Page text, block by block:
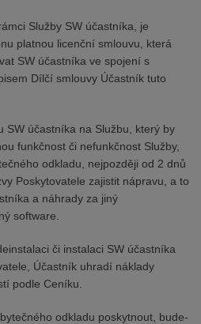
Služby SW účastníka, je
platnou licenční smlouvu, která
SW účastníka ve spojení s
Dílčí smlouvy Účastník tuto
SW účastníka na Službu, který by
funkčnost či nefunkčnost Služby,
odkladu, nejpozději od 2 dnů
Poskytovatele zajistit nápravu, a to
a náhrady za jiný
software.
či instalaci SW účastníka
Účastník uhradí náklady
podle Ceníku.
odkladu poskytnout, bude-